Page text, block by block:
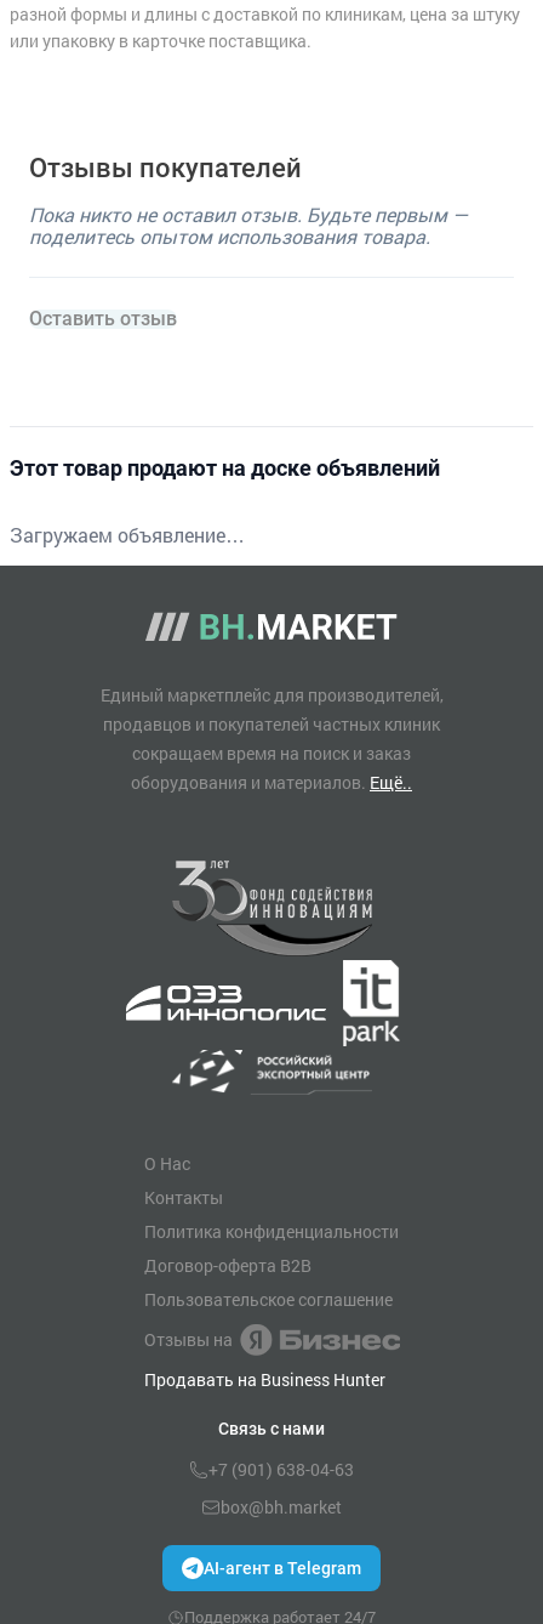
разной формы и длины с доставкой по клиникам, цена за штуку
или упаковку в карточке поставщика.
Отзывы покупателей
Пока никто не оставил отзыв. Будьте первым —
поделитесь опытом использования товара.
Оставить отзыв
Этот товар продают на доске объявлений
Загружаем объявление…
Единый маркетплейс для производителей,
продавцов и покупателей частных клиник
сокращаем время на поиск и заказ
оборудования и материалов. Ещё..
О Нас
Контакты
Политика конфиденциальности
Договор-оферта B2B
Пользовательское соглашение
Отзывы на
Продавать на Business Hunter
Связь с нами
+7 (901) 638-04-63
box@bh.market
AI-агент в Telegram
Поддержка работает 24/7